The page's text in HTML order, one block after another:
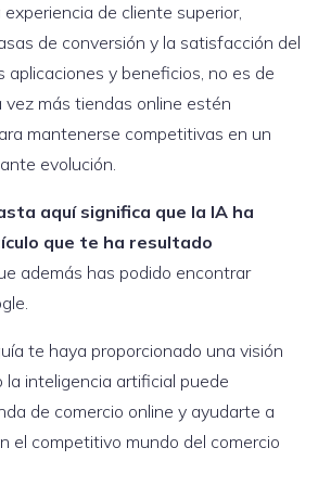
de cliente superior,
de conversión y la satisfacción del
aplicaciones y beneficios, no es de
más tiendas online estén
mantenerse competitivas en un
evolución.
aquí significa que la IA ha
que te ha resultado
además has podido encontrar
te haya proporcionado una visión
la inteligencia artificial puede
de comercio online y ayudarte a
el competitivo mundo del comercio